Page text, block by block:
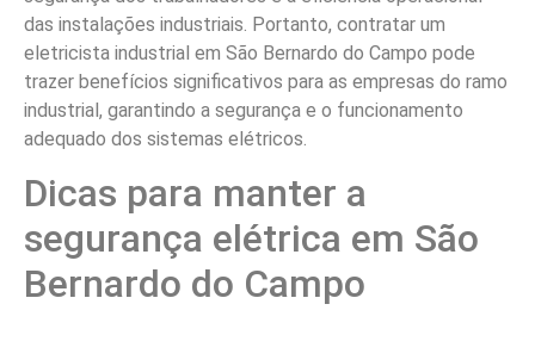
das instalações industriais. Portanto, contratar um
eletricista industrial em São Bernardo do Campo pode
trazer benefícios significativos para as empresas do ramo
industrial, garantindo a segurança e o funcionamento
adequado dos sistemas elétricos.
Dicas para manter a
segurança elétrica em São
Bernardo do Campo